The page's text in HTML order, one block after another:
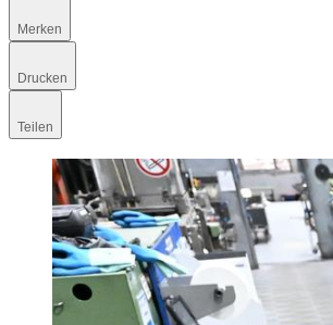
Merken
Drucken
Teilen